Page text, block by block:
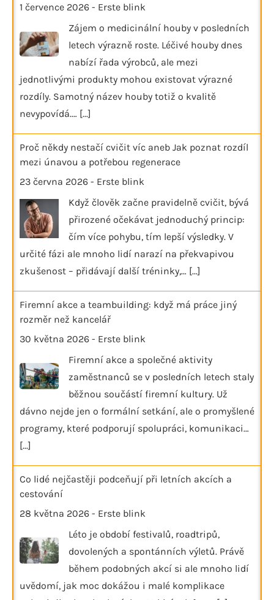
1 července 2026 - Erste blink
Zájem o medicinální houby v posledních
letech výrazně roste. Léčivé houby dnes
nabízí řada výrobců, ale mezi
jednotlivými produkty mohou existovat výrazné
rozdíly. Samotný název houby totiž o kvalitě
nevypovídá.… [...]
Proč někdy nestačí cvičit víc aneb Jak poznat rozdíl
mezi únavou a potřebou regenerace
23 června 2026 - Erste blink
Když člověk začne pravidelně cvičit, bývá
přirozené očekávat jednoduchý princip:
čím více pohybu, tím lepší výsledky. V
určité fázi ale mnoho lidí narazí na překvapivou
zkušenost – přidávají další tréninky,… [...]
Firemní akce a teambuilding: když má práce jiný
rozměr než kancelář
30 května 2026 - Erste blink
Firemní akce a společné aktivity
zaměstnanců se v posledních letech staly
běžnou součástí firemní kultury. Už
dávno nejde jen o formální setkání, ale o promyšlené
programy, které podporují spolupráci, komunikaci…
[...]
Co lidé nejčastěji podceňují při letních akcích a
cestování
28 května 2026 - Erste blink
Léto je období festivalů, roadtripů,
dovolených a spontánních výletů. Právě
během podobných akcí si ale mnoho lidí
uvědomí, jak moc dokážou i malé komplikace